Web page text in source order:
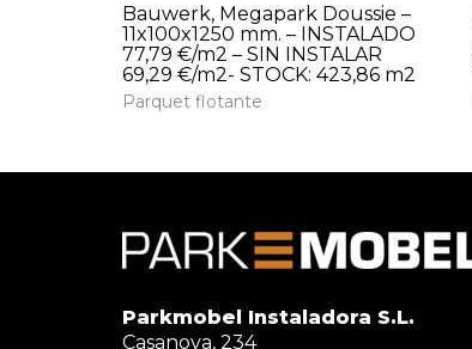
Bauwerk, Megapark Doussie –
11x100x1250 mm. – INSTALADO
77,79 €/m2 – SIN INSTALAR
69,29 €/m2- STOCK: 423,86 m2
Parquet flotante
Parkmobel Instaladora S.L.
Casanova, 234